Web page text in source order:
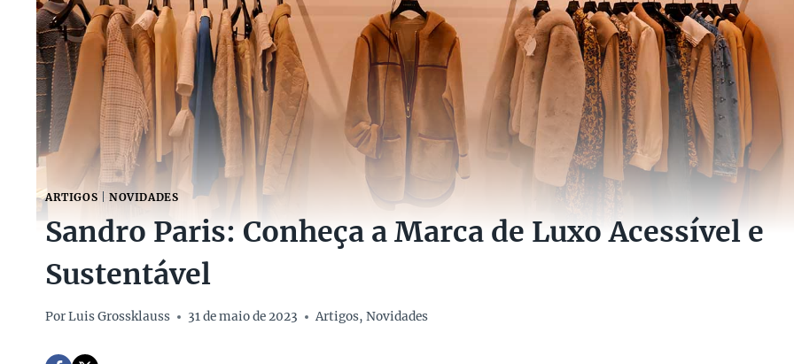
ARTIGOS NOVIDADES
Sandro Paris: Conheça a Marca de Luxo Acessível e
Sustentável
PorLuis Grossklauss 31 de maio de 2023 Artigos,Novidades